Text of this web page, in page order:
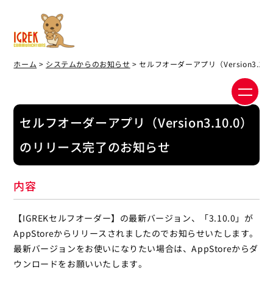
ホーム > システムからのお知らせ > セルフオーダーアプリ（
セルフオーダーアプリ（Version3.10.0）
のリリース完了のお知らせ
内容
【IGREKセルフオーダー】の最新バージョン、「3.10.0」が
AppStoreからリリースされましたのでお知らせいたします。
最新バージョンをお使いになりたい場合は、AppStoreからダ
ウンロードをお願いいたします。